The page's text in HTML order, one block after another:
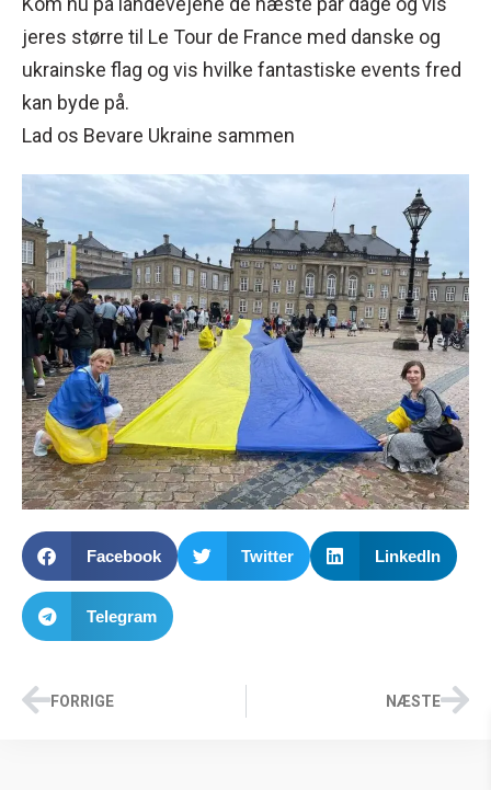
jeres større til Le Tour de France med danske og
ukrainske flag og vis hvilke fantastiske events fred
kan byde på.
Lad os Bevare Ukraine sammen
Facebook Twitter LinkedIn
Telegram
FORRIGE NÆSTE